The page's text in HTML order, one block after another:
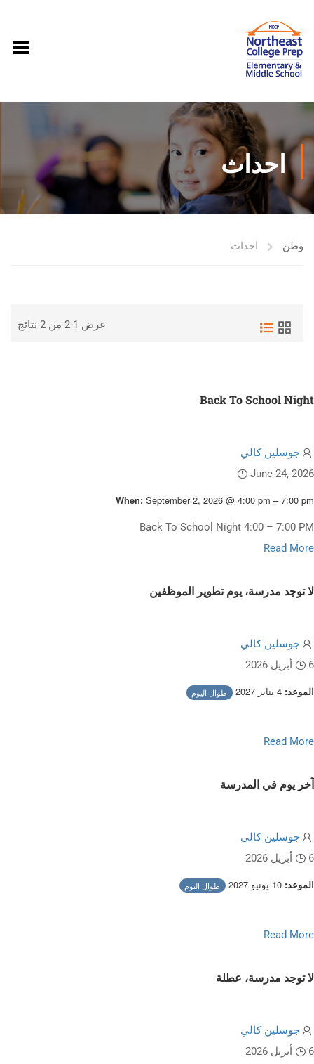
احداث
وطن احداث
عرض 1-2 من 2 نتائج
Back To School Night
جوسلين كالي
June 24, 2026
When: September 2, 2026 @ 4:00 pm – 7:00 pm
Back To School Night 4:00 – 7:00 PM
Read more about Back To School Night
Read More
لا توجد مدرسة، يوم تطوير الموظفين
جوسلين كالي
6 أبريل 2026
الموعد: طوال اليوم
Read more about No School, Staff Development Day
Read More
آخر يوم في المدرسة
جوسلين كالي
6 أبريل 2026
الموعد: طوال اليوم
Read more about Last Day Of School
Read More
لا توجد مدرسة، عطلة
جوسلين كالي
6 أبريل 2026